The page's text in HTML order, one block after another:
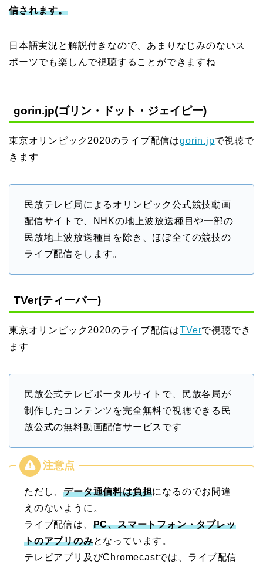
信されます。
日本語実況と解説付きなので、あまりなじみのないス
ポーツでも楽しんで視聴することができますね
gorin.jp(ゴリン・ドット・ジェイピー)
東京オリンピック2020のライブ配信はgorin.jpで視聴で
きます
民放テレビ局によるオリンピック公式競技動画
配信サイトで、NHKの地上波放送種目や一部の
民放地上波放送種目を除き、ほぼ全ての競技の
ライブ配信をします。
TVer(ティーバー)
東京オリンピック2020のライブ配信はTVerで視聴でき
ます
民放公式テレビポータルサイトで、民放各局が
制作したコンテンツを完全無料で視聴できる民
放公式の無料動画配信サービスです
ただし、データ通信料は負担になるのでお間違
えのないように。
ライブ配信は、 PC、スマートフォン・タブレッ
トのアプリのみとなっています。
テレビアプリ及びChromecastでは、ライブ配信